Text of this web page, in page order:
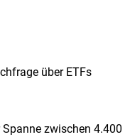
über ETFs
zwischen 4.400